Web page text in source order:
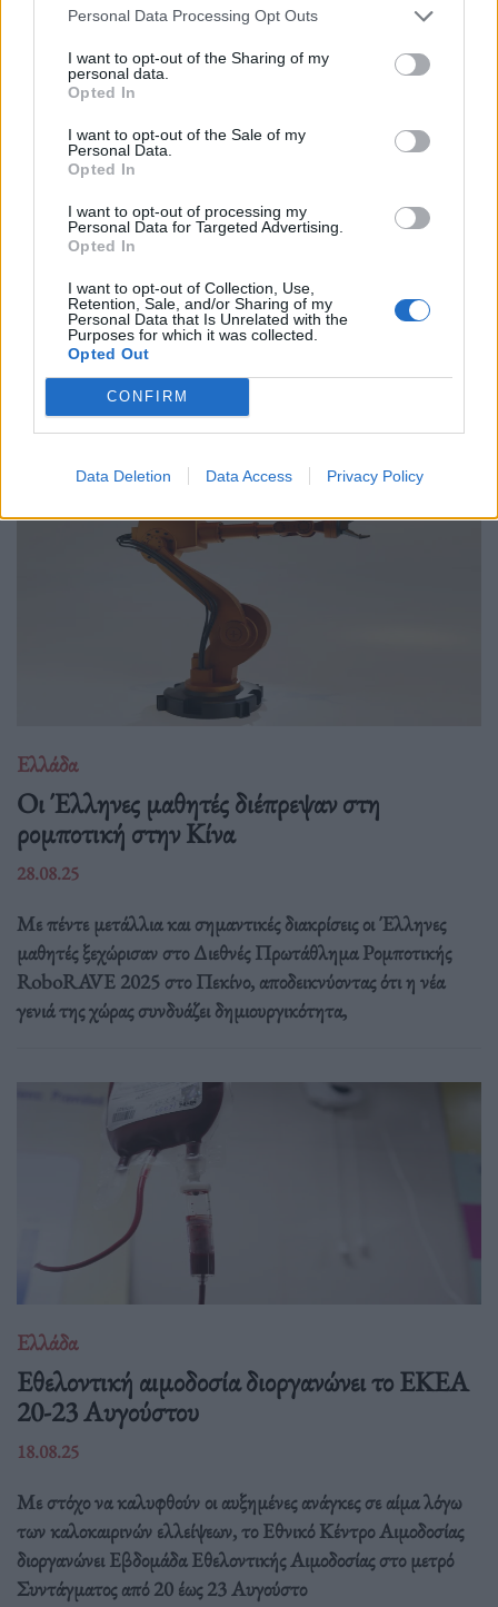
Personal Data Processing Opt Outs
I want to opt-out of the Sharing of my
personal data.
Opted In
I want to opt-out of the Sale of my
Personal Data.
Opted In
I want to opt-out of processing my
Personal Data for Targeted Advertising.
Opted In
I want to opt-out of Collection, Use,
Retention, Sale, and/or Sharing of my
Personal Data that Is Unrelated with the
Purposes for which it was collected.
Opted Out
CONFIRM
Data Deletion Data Access Privacy Policy
Ελλάδα
ΓΣΕΕ και ΑΔΕΔΥ ενάντια στο νέο εργασιακό
νομοσχέδιο
01.10.25
Δημόσιοι υπάλληλοι, γιατροί, εκπαιδευτικοί, δικαστικοί
υπάλληλοι, ταξιτζήδες και ναυτεργάτες συμμετέχουν στη
σημερινή πανελλαδική κινητοποίηση, που μπλοκάρει
μεταφορές και υπηρεσίες. Στο επίκεντρο των
Ελλάδα
Οι Έλληνες μαθητές διέπρεψαν στη
ρομποτική στην Κίνα
28.08.25
Με πέντε μετάλλια και σημαντικές διακρίσεις οι Έλληνες
μαθητές ξεχώρισαν στο Διεθνές Πρωτάθλημα Ρομποτικής
RoboRAVE 2025 στο Πεκίνο, αποδεικνύοντας ότι η νέα
γενιά της χώρας συνδυάζει δημιουργικότητα,
Ελλάδα
Eθελοντική αιμοδοσία διοργανώνει το ΕΚΕΑ
20-23 Αυγούστου
18.08.25
Με στόχο να καλυφθούν οι αυξημένες ανάγκες σε αίμα λόγω
των καλοκαιρινών ελλείψεων, το Εθνικό Κέντρο Αιμοδοσίας
διοργανώνει Εβδομάδα Εθελοντικής Αιμοδοσίας στο μετρό
Συντάγματος από 20 έως 23 Αυγούστο